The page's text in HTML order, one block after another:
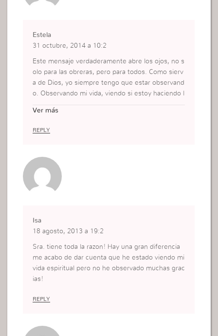
Estela
31 octubre, 2014 a 10:2
Este mensaje verdaderamente abre los ojos, no s
olo para las obreras, pero para todos. Como sierv
a de Dios, yo siempre tengo que estar observand
o. Observando mi vida, viendo si estoy haciendo l
Ver más
REPLY
Isa
18 agosto, 2013 a 19:2
Sra. tiene toda la razon! Hay una gran diferencia
me acabo de dar cuenta que he estado viendo mi
vida espiritual pero no he observado muchas grac
ias!
REPLY